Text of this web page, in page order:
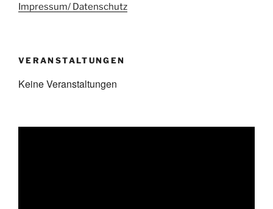
Impressum/ Datenschutz
VERANSTALTUNGEN
Keine Veranstaltungen